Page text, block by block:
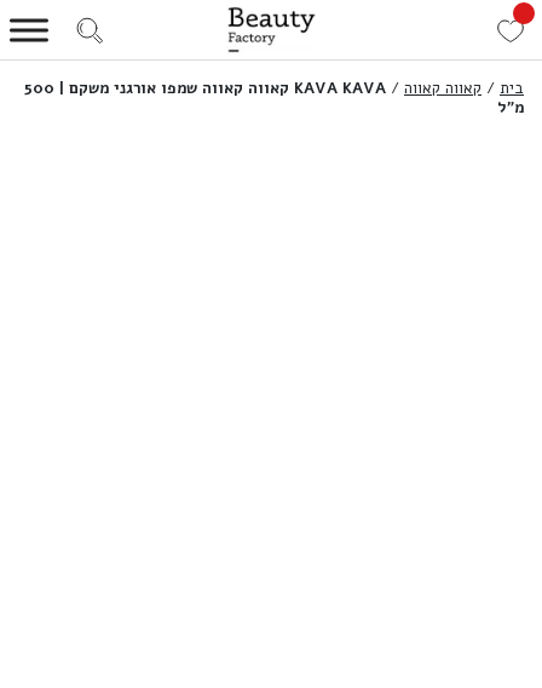
בית / קאווה קאווה /
KAVA KAVA קאווה קאווה שמפו אורגני משקם | 500
מ”ל